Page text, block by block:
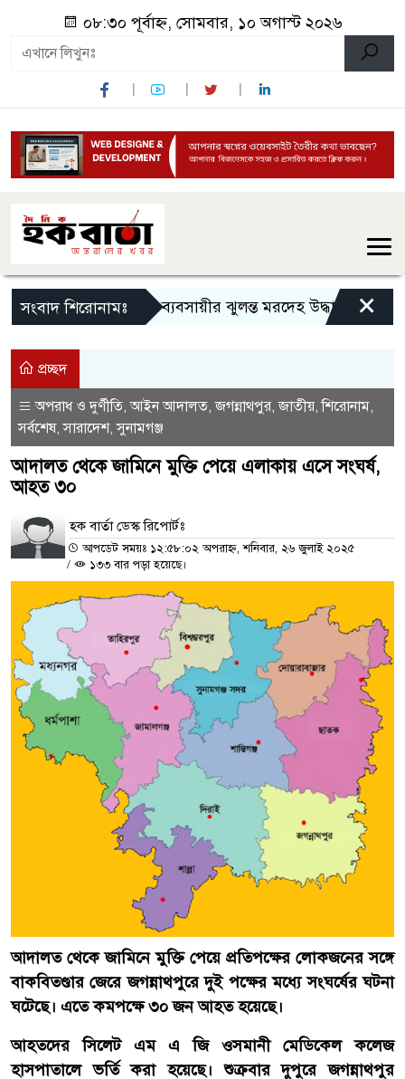
০৮:৩০ পূর্বাহ্ন, সোমবার, ১০ অগাস্ট ২০২৬
সংবাদ শিরোনামঃ
সুনামগঞ্জে ট্রাভেলস ব্যবসায়ীর ঝুলন্ত মরদেহ উদ্ধার: দীর্ঘ
×
প্রচ্ছদ
অপরাধ ও দুর্ণীতি,আইন আদালত,জগন্নাথপুর,জাতীয়,শিরোনাম,
সর্বশেষ,সারাদেশ,সুনামগঞ্জ
আদালত থেকে জামিনে মুক্তি পেয়ে এলাকায় এসে সংঘর্ষ,
আহত ৩০
হক বার্তা ডেস্ক রিপোর্টঃ
আপডেট সময়ঃ ১২:৫৮:০২ অপরাহ্ন, শনিবার, ২৬ জুলাই ২০২৫
/
১৩৩ বার পড়া হয়েছে।
আদালত থেকে জামিনে মুক্তি পেয়ে প্রতিপক্ষের লোকজনের সঙ্গে
বাকবিতণ্ডার জেরে জগন্নাথপুরে দুই পক্ষের মধ্যে সংঘর্ষের ঘটনা
ঘটেছে। এতে কমপক্ষে ৩০ জন আহত হয়েছে।
আহতদের সিলেট এম এ জি ওসমানী মেডিকেল কলেজ
হাসপাতালে ভর্তি করা হয়েছে। শুক্রবার দুপুরে জগন্নাথপুর